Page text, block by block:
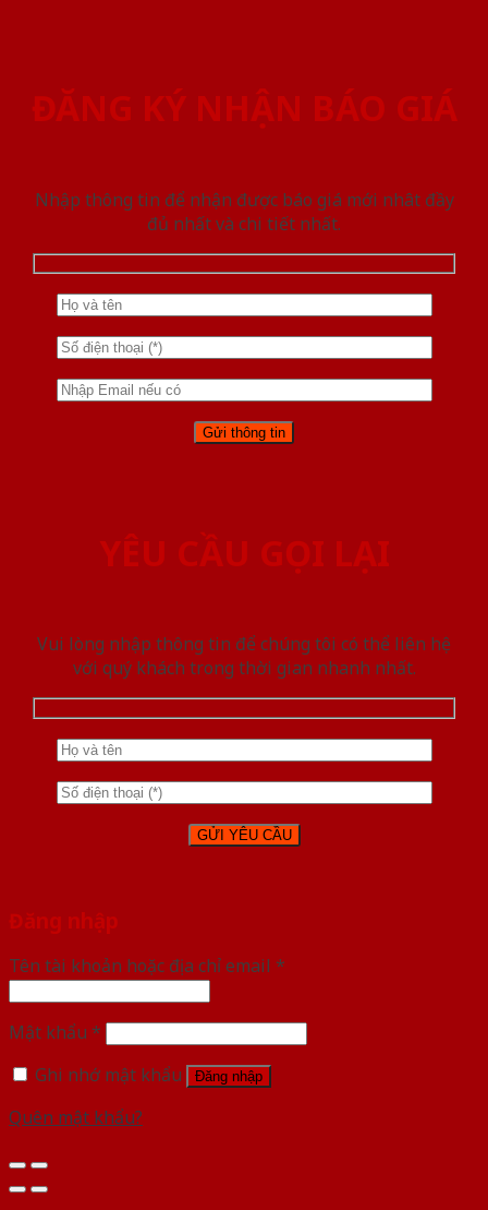
ĐĂNG KÝ NHẬN BÁO GIÁ
Nhập thông tin để nhận được báo giá mới nhât đầy
đủ nhất và chi tiết nhất.
YÊU CẦU GỌI LẠI
Vui lòng nhập thông tin để chúng tôi có thể liên hệ
với quý khách trong thời gian nhanh nhất.
Đăng nhập
Tên tài khoản hoặc địa chỉ email *
Mật khẩu *
Ghi nhớ mật khẩu
Đăng nhập
Quên mật khẩu?